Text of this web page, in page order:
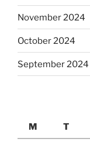
November 2024
October 2024
September 2024
M
T